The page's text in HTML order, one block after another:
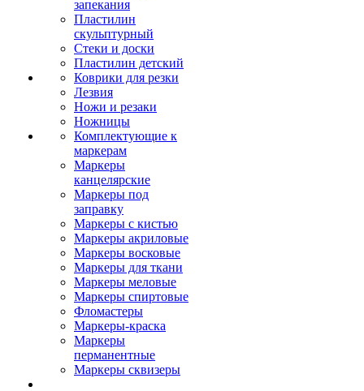
запекания
Пластилин
скульптурный
Стеки и доски
Пластилин детский
Коврики для резки
Лезвия
Ножи и резаки
Ножницы
Комплектующие к
маркерам
Маркеры
канцелярские
Маркеры под
заправку
Маркеры с кистью
Маркеры акриловые
Маркеры восковые
Маркеры для ткани
Маркеры меловые
Маркеры спиртовые
Фломастеры
Маркеры-краска
Маркеры
перманентные
Маркеры сквизеры